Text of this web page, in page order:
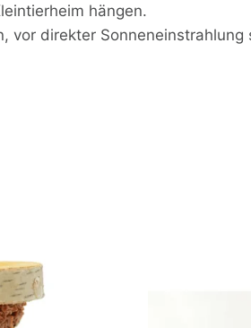
hängen.
vor direkter Sonneneinstrahlung